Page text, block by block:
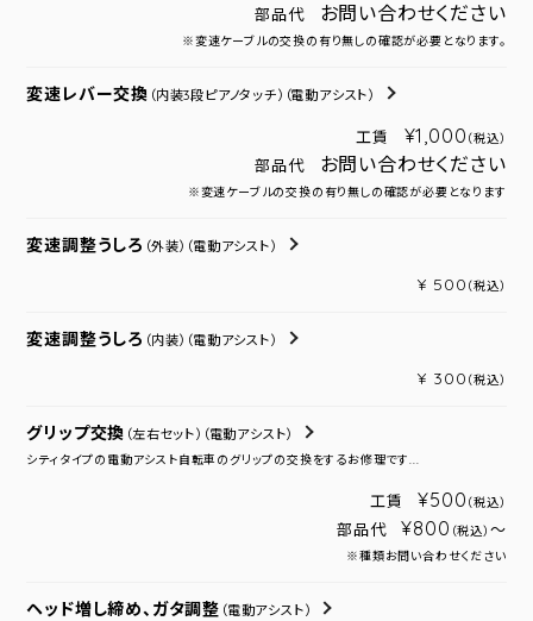
部品代 お問い合わせください
※変速ケーブルの交換の有り無しの確認が必要となります。
変速レバー交換 （内装3段ピアノタッチ） （電動アシスト）
工賃 ¥1,000 （税込）
部品代 お問い合わせください
※変速ケーブルの交換の有り無しの確認が必要となります
変速調整うしろ （外装） （電動アシスト）
¥ 500 （税込）
変速調整うしろ （内装） （電動アシスト）
¥ 300 （税込）
グリップ交換 （左右セット） （電動アシスト）
シティタイプの電動アシスト自転車のグリップの交換をするお修理です...
工賃 ¥500 （税込）
部品代 ¥800 （税込） ～
※種類お問い合わせください
ヘッド増し締め、ガタ調整 （電動アシスト）